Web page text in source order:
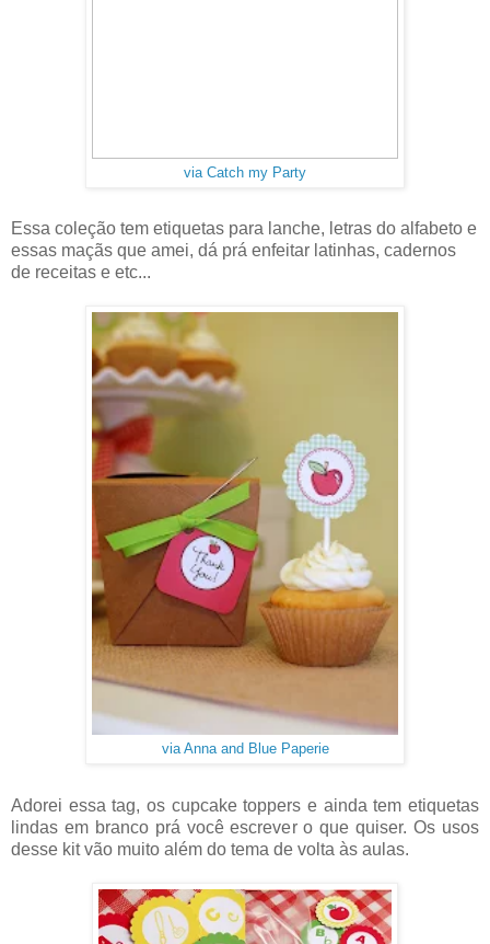
via Catch my Party
Essa coleção tem etiquetas para lanche, letras do alfabeto e
essas maçãs que amei, dá prá enfeitar latinhas, cadernos
de receitas e etc...
via Anna and Blue Paperie
Adorei essa tag, os cupcake toppers e ainda tem etiquetas
lindas em branco prá você escrever o que quiser. Os usos
desse kit vão muito além do tema de volta às aulas.